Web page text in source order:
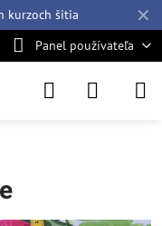
✕
kurzoch šitia
Panel používateľa